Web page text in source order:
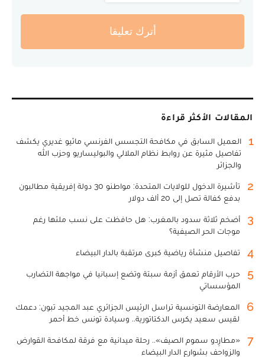
أترك تعليقا
المقالات الأكثر قراءة
1
العميل السابق في مكافحة التجسس الفرنسي ماثيو غديري يكشف
تفاصيل مثيرة عن روابط نظام الملالي والبوليساريو وحزب الله
والجزائر
2
تأشيرة الدخول للولايات المتحدة: مواطنو 30 دولة إفريقية مطالبون
بدفع كفالة تصل إلى 20 ألف دولار
3
أضخم ثلاثة سدود بالمغرب: هل حافظت على نسب ملئها رغم
موجات الحر الصيفية؟
4 تفاصيل منشأة رياضية كبرى مرتقبة بالدار البيضاء
5
حرب الأرقام تعمق أزمة سبتة وتضع إسبانيا في مواجهة التضارب
المؤسساتي
6
المعارضة التونسية تراسل الرئيس الجزائري عبد المجيد تبون: دعمك
لقيس سعيد يكرس الدكتاتورية.. وسيادة تونس خط أحمر
7
«مطارِدو سموم الصيف».. رحلة ميدانية مع فرقة لمكافحة القوارض
والزواحف بشوارع الدار البيضاء